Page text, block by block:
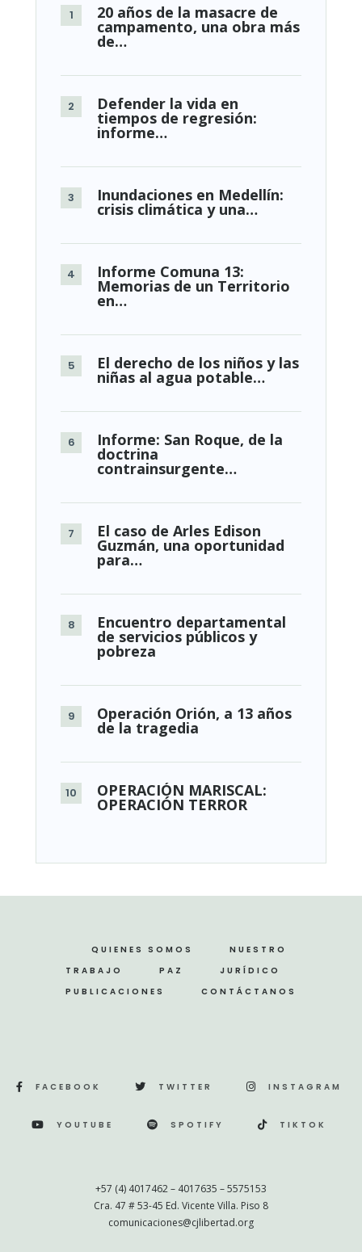
20 años de la masacre de
campamento, una obra más
de…
Defender la vida en
tiempos de regresión:
informe…
Inundaciones en Medellín:
crisis climática y una…
Informe Comuna 13:
Memorias de un Territorio
en…
El derecho de los niños y las
niñas al agua potable…
Informe: San Roque, de la
doctrina
contrainsurgente…
El caso de Arles Edison
Guzmán, una oportunidad
para…
Encuentro departamental
de servicios públicos y
pobreza
Operación Orión, a 13 años
de la tragedia
OPERACIÓN MARISCAL:
OPERACIÓN TERROR
QUIENES SOMOS
NUESTRO
TRABAJO
PAZ
JURÍDICO
PUBLICACIONES
CONTÁCTANOS
FACEBOOK TWITTER INSTAGRAM
YOUTUBE SPOTIFY TIKTOK
+57 (4) 4017462 – 4017635 – 5575153
Cra. 47 # 53-45 Ed. Vicente Villa. Piso 8
comunicaciones@cjlibertad.org